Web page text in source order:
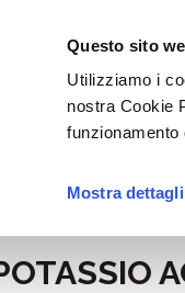
Questo sito
Utilizziamo i
nostra Cookie
funzionamento
Mostra dettagli
integratori